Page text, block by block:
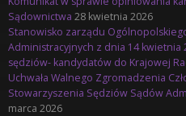
Sądownictwa 28 kwietnia 2026
Stanowisko zarządu
Administracyjnych z dnia 14
sędziów- kandydatów do Krajowej
Uchwała Walnego Zgromadzenia
Stowarzyszenia Sędziów Sądów
marca 2026